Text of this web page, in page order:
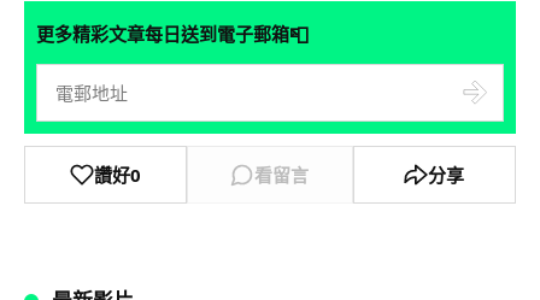
更多精彩文章每日送到電子郵箱📮
讚好0 看留言 分享